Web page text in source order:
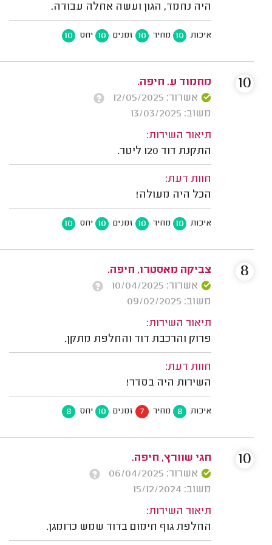
היה נחמד, הגון ועשה אחלה עבודה.
איכות 10 מחיר 10 זמנים 10 יחס 10
מחמוד ע. חיפה.
אשרור: 12/05/2025
משוב: 13/03/2025
תיאור השירות:
התקנת דוד 120 ליטר.
חוות דעת:
הכל היה מעולה!
איכות 10 מחיר 10 זמנים 10 יחס 10
10
צביקה מאסטרו, חיפה.
אשרור: 10/04/2025
משוב: 09/02/2025
תיאור השירות:
פרוק והרכבת דוד והחלפת מתקן.
חוות דעת:
השירות היה בסדר!
איכות 8 מחיר 7 זמנים 10 יחס 8
8
חגי שוורץ, חיפה.
אשרור: 06/04/2025
משוב: 15/12/2024
תיאור השירות:
החלפת גוף חימום בדוד שמש כרומגן.
10